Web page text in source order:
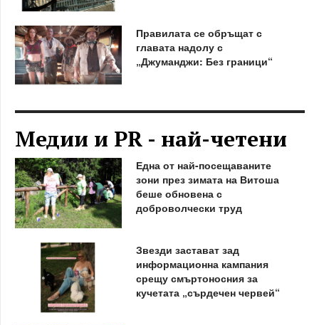
Правилата се обръщат с
главата надолу с
„Джуманджи: Без граници“
Медии и PR - най-четени
Една от най-посещаваните
зони през зимата на Витоша
беше обновена с
доброволчески труд
Звезди застават зад
информационна кампания
срещу смъртоносния за
кучетата „сърдечен червей“